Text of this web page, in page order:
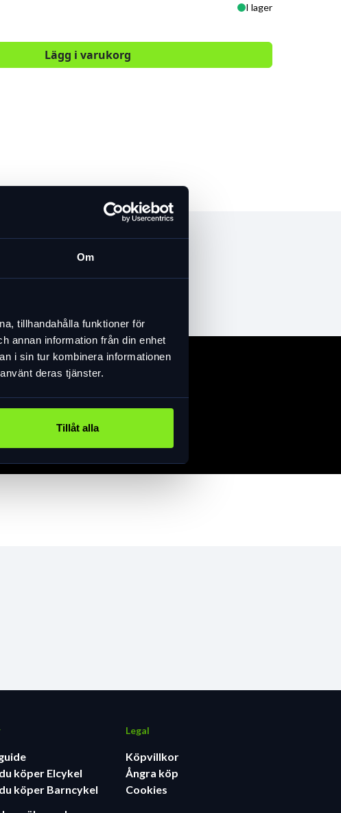
Om
tillhandahålla funktioner för
annan information från din enhet
i sin tur kombinera informationen
deras tjänster.
Tillåt alla
I lager
Lägg i varukorg
köper Elcykel
köper Barncykel
Legal
Köpvillkor
Ångra köp
Cookies